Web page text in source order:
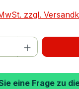
zzgl.
Gib
eine Frage zu